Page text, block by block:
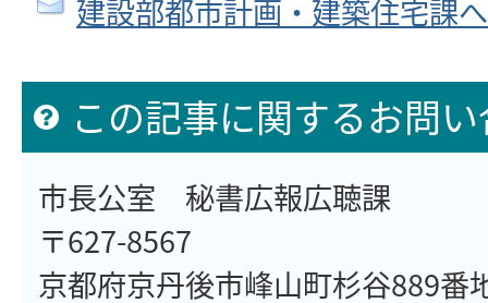
建設部都市計画・建築住宅課
この記事に関するお問
市長公室 秘書広報広聴課
〒627-8567
京都府京丹後市峰山町杉谷889番